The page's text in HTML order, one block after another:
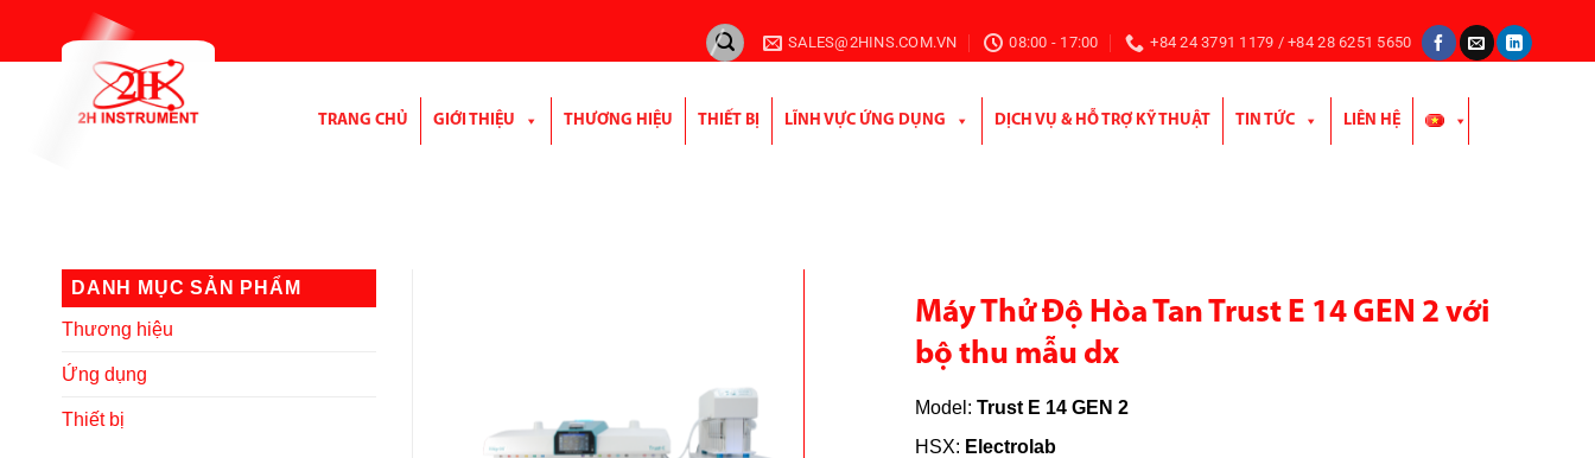
SALES@2HINS.COM.VN 08:00 - 17:00 +84 24 3791 1179 / +84 28 6251 5650
TRANG CHỦ GIỚI THIỆU THƯƠNG HIỆU THIẾT BỊ LĨNH VỰC ỨNG DỤNG DỊCH VỤ & HỖ TRỢ KỸ THUẬT TIN TỨC LIÊN HỆ
DANH MỤC SẢN PHẨM
Thương hiệu
Ứng dụng
Thiết bị
Máy Thử Độ Hòa Tan Trust E 14 GEN 2 với
bộ thu mẫu dx
Model:Trust E 14 GEN 2
HSX: Electrolab